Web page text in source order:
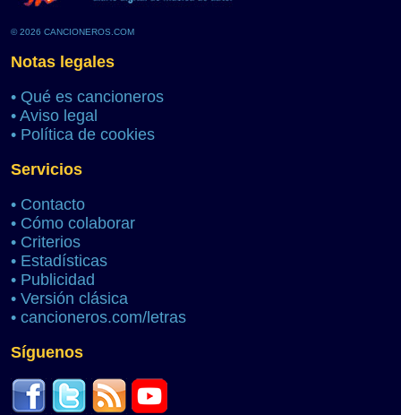
© 2026 CANCIONEROS.COM
Notas legales
• Qué es cancioneros
• Aviso legal
• Política de cookies
Servicios
• Contacto
• Cómo colaborar
• Criterios
• Estadísticas
• Publicidad
• Versión clásica
• cancioneros.com/letras
Síguenos